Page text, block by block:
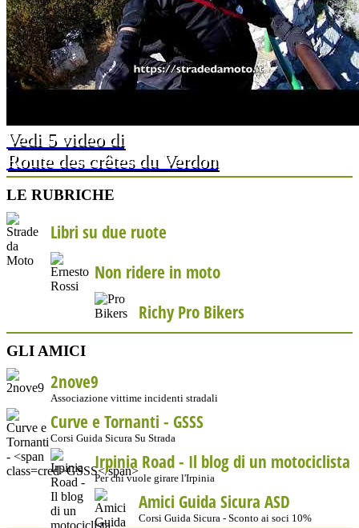
Vedi 5 video di
Route des crêtes du Verdon
LE RUBRICHE
Libri su due ruote
Non ridere in moto
Richy Pro Bikers
GLI AMICI
2nove9
Associazione vittime incidenti stradali
Curve e Tornanti - GSSS
Corsi Guida Sicura Su Strada
Irpinia Road - Il blog di un motociclista
Per chi vuole girare l'Irpinia
Amici Guida Sicura ASD
Corsi Guida Sicura - Sconto ai soci 10%